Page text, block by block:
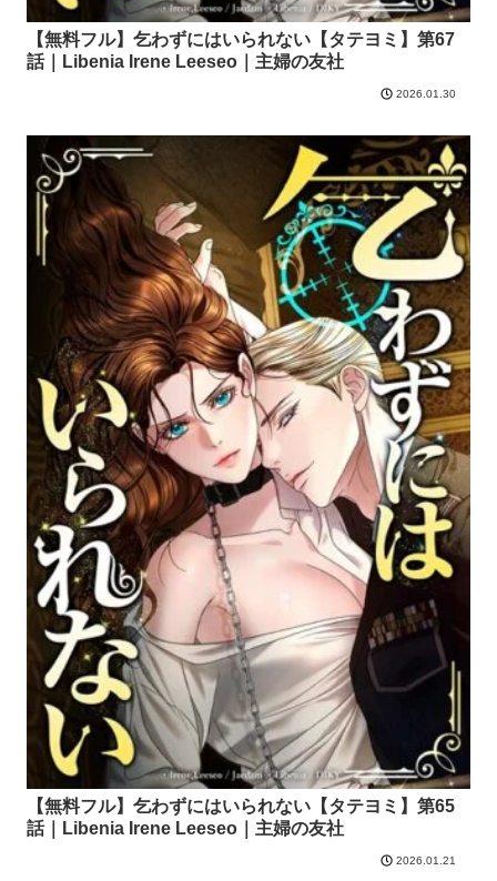
【無料フル】乞わずにはいられない【タテヨミ】第67
話｜Libenia Irene Leeseo｜主婦の友社
2026.01.30
【無料フル】乞わずにはいられない【タテヨミ】第65
話｜Libenia Irene Leeseo｜主婦の友社
2026.01.21